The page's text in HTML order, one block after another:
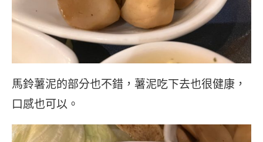
馬鈴薯泥的部分也不錯，薯泥吃下去也很健康，
口感也可以。